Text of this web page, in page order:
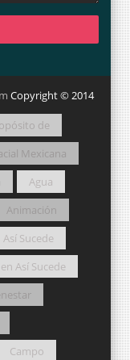
Copyright © 2014
de
Mexicana
Agua
Animación
Así Sucede
Así Sucede
Campo